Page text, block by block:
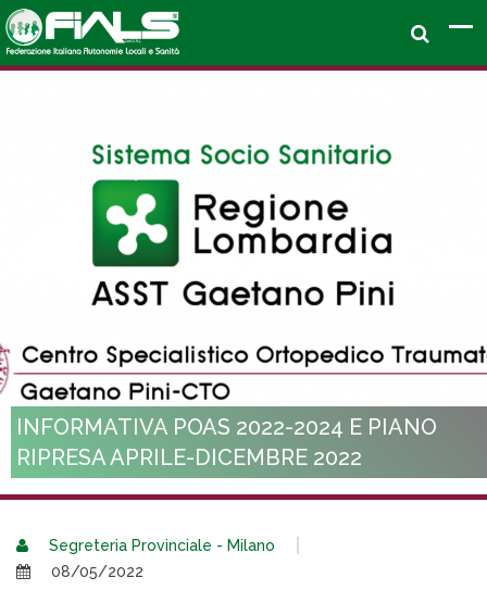
INFORMATIVA POAS 2022-2024 E PIANO
RIPRESA APRILE-DICEMBRE 2022
Segreteria Provinciale - Milano
08/05/2022